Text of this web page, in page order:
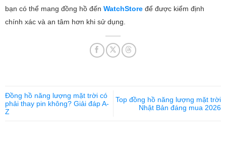
bạn có thể mang đồng hồ đến WatchStore để được kiểm định
chính xác và an tâm hơn khi sử dụng.
Đồng hồ năng lượng mặt trời có
phải thay pin không? Giải đáp A-
Z
Top đồng hồ năng lượng mặt trời
Nhật Bản đáng mua 2026